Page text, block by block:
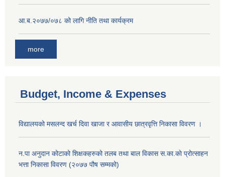
आ.ब.२०७७/०७८ को लागि नीति तथा कार्यक्रम
more
Budget, Income & Expenses
विद्यालयको मसलन्द खर्च दिवा खाजा र आवासीय छात्रवृत्ति निकासा विवरण ।
न.पा अनुदान कोटाको शिक्षकहरुको तलब तथा बाल विकास स.का.काे प्रोत्साहन
भत्ता निकासा विवरण (२०७७ पौष सम्मको)